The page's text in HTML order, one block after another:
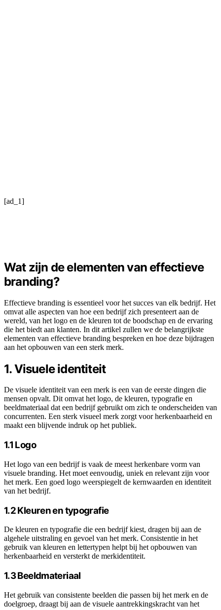
[ad_1]
Wat zijn de elementen van effectieve
branding?
Effectieve branding is essentieel voor het succes van elk bedrijf. Het
omvat alle aspecten van hoe een bedrijf zich presenteert aan de
wereld, van het logo en de kleuren tot de boodschap en de ervaring
die het biedt aan klanten. In dit artikel zullen we de belangrijkste
elementen van effectieve branding bespreken en hoe deze bijdragen
aan het opbouwen van een sterk merk.
1. Visuele identiteit
De visuele identiteit van een merk is een van de eerste dingen die
mensen opvalt. Dit omvat het logo, de kleuren, typografie en
beeldmateriaal dat een bedrijf gebruikt om zich te onderscheiden van
concurrenten. Een sterk visueel merk zorgt voor herkenbaarheid en
maakt een blijvende indruk op het publiek.
1.1 Logo
Het logo van een bedrijf is vaak de meest herkenbare vorm van
visuele branding. Het moet eenvoudig, uniek en relevant zijn voor
het merk. Een goed logo weerspiegelt de kernwaarden en identiteit
van het bedrijf.
1.2 Kleuren en typografie
De kleuren en typografie die een bedrijf kiest, dragen bij aan de
algehele uitstraling en gevoel van het merk. Consistentie in het
gebruik van kleuren en lettertypen helpt bij het opbouwen van
herkenbaarheid en versterkt de merkidentiteit.
1.3 Beeldmateriaal
Het gebruik van consistente beelden die passen bij het merk en de
doelgroep, draagt bij aan de visuele aantrekkingskracht van het